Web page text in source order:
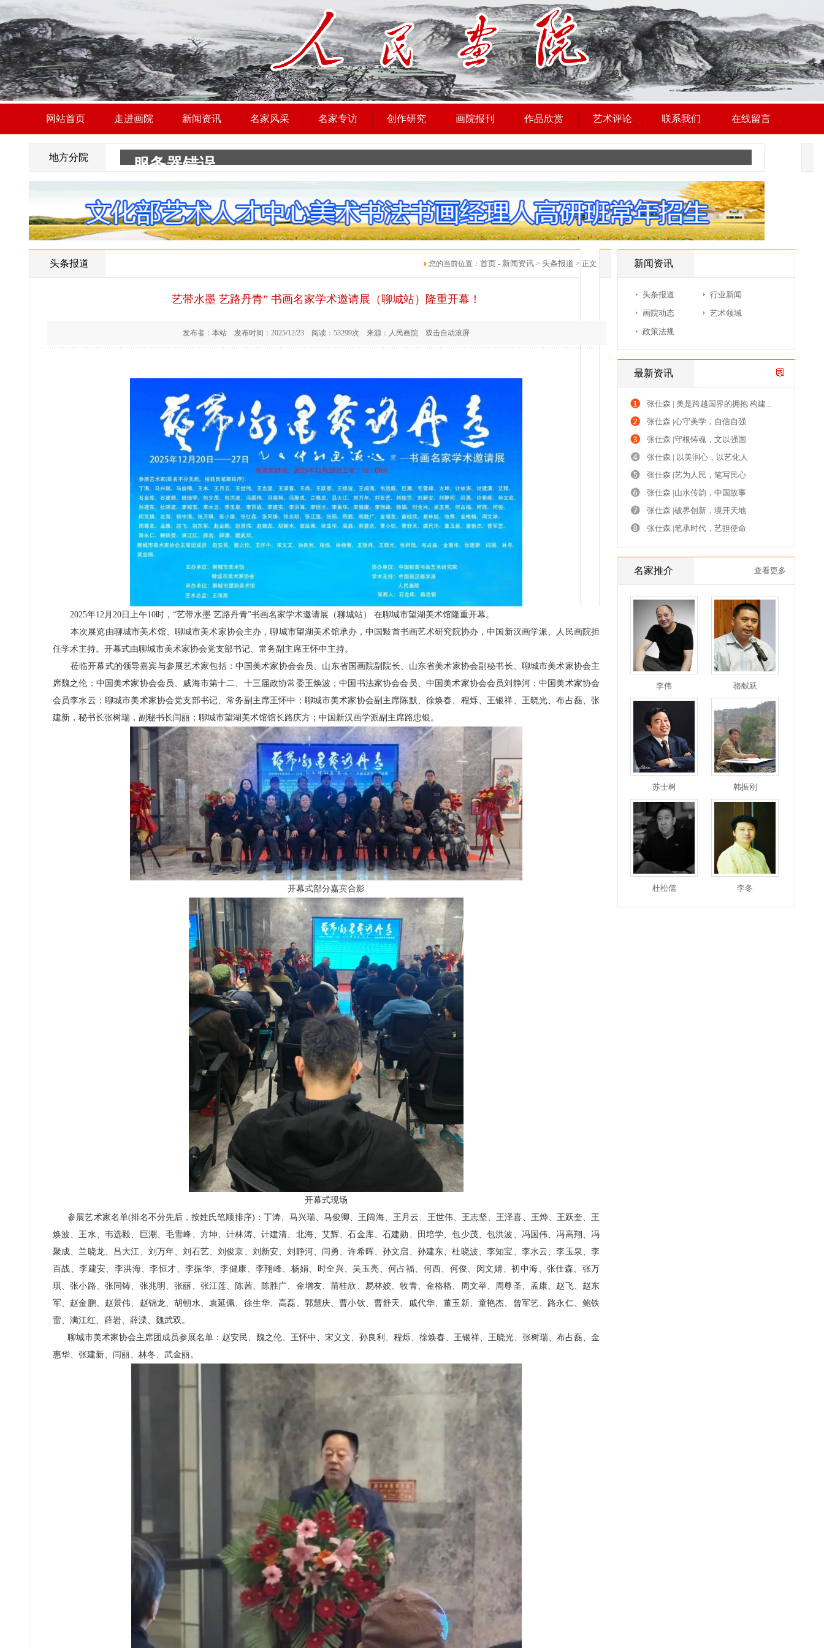
网站首页 走进画院 新闻资讯 名家风采 名家专访 创作研究 画院报刊 作品欣赏 艺术评论 联系我们 在线留言
地方分院
头条报道 您的当前位置： 首页 - 新闻资讯 > 头条报道 > 正文
艺带水墨 艺路丹青” 书画名家学术邀请展（聊城站）隆重开幕！
发布者：本站 发布时间：2025/12/23 阅读：53299次 来源：人民画院 双击自动滚屏
2025年12月20日上午10时，“艺带水墨 艺路丹青”书画名家学术邀请展（聊城站） 在聊城市望湖美术馆隆重开幕。
本次展览由聊城市美术馆、聊城市美术家协会主办，聊城市望湖美术馆承办，中国敤首书画艺术研究院协办，中国新汉画学派、人民画院担
任学术主持。开幕式由聊城市美术家协会党支部书记、常务副主席王怀中主持。
莅临开幕式的领导嘉宾与参展艺术家包括：中国美术家协会会员、山东省国画院副院长、山东省美术家协会副秘书长、聊城市美术家协会主
席魏之伦；中国美术家协会会员、威海市第十二、十三届政协常委王焕波；中国书法家协会会员、中国美术家协会会员刘静河；中国美术家协会
会员李水云；聊城市美术家协会党支部书记、常务副主席王怀中；聊城市美术家协会副主席陈默、徐焕春、程烁、王银祥、王晓光、布占磊、张
建新，秘书长张树瑞，副秘书长闫丽；聊城市望湖美术馆馆长路庆方；中国新汉画学派副主席路忠银。
开幕式部分嘉宾合影
开幕式现场
参展艺术家名单(排名不分先后，按姓氏笔顺排序)：丁涛、马兴瑞、马俊卿、王阔海、王月云、王世伟、王志坚、王泽喜、王烨、王跃奎、王
焕波、王水、韦选毅、巨潮、毛雪峰、方坤、计林涛、计建清、北海、艾辉、石金库、石建勋、田培学、包少茂、包洪波、冯国伟、冯高翔、冯
聚成、兰晓龙、吕大江、刘万年、刘石艺、刘俊京、刘新安、刘静河、闫勇、许希晖、孙文启、孙建东、杜晓波、李知宝、李水云、李玉泉、李
百战、李建安、李洪海、李恒才、李振华、李健康、李翔峰、杨娟、时全兴、吴玉亮、何占福、何西、何俊、闵文婧、初中海、张仕森、 张万
琪、张小路、张同铸、张兆明、张丽、张江莲、陈茜、陈胜广、金增友、苗桂欣、易林姣、牧青、金格格、周文举、周尊圣、孟康、赵飞、赵东
军、赵金鹏、赵景伟、赵锦龙、胡朝水、袁延佩、徐生华、高磊、郭慧庆、曹小钦、曹舒天、戚代华、董玉新、童艳杰、曾军艺、路永仁、鲍铁
雷、满江红、薛岩、薛溧、魏武双。
聊城市美术家协会主席团成员参展名单：赵安民、魏之伦、王怀中、宋义文、孙良利、程烁、徐焕春、王银祥、王晓光、张树瑞、布占磊、金
惠华、张建新、闫丽、林冬、武金丽。
新闻资讯
头条报道
行业新闻
画院动态
艺术领域
政策法规
最新资讯
张仕森 | 美是跨越国界的拥抱 构建...
张仕森 |心守美学，自信自强
张仕森 |守根铸魂，文以强国
张仕森 | 以美润心，以艺化人
张仕森 |艺为人民，笔写民心
张仕森 |山水传韵，中国故事
张仕森 |破界创新，境开天地
张仕森 |笔承时代，艺担使命
名家推介 查看更多
李伟 骆献跃
苏士树 韩振刚
杜松儒 李冬